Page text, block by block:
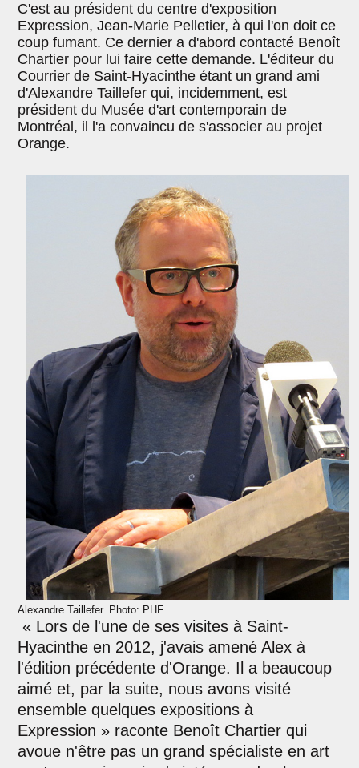
C'est au président du centre d'exposition
Expression, Jean-Marie Pelletier, à qui l'on doit ce
coup fumant. Ce dernier a d'abord contacté Benoît
Chartier pour lui faire cette demande. L'éditeur du
Courrier de Saint-Hyacinthe étant un grand ami
d'Alexandre Taillefer qui, incidemment, est
président du Musée d'art contemporain de
Montréal, il l'a convaincu de s'associer au projet
Orange.
Alexandre Taillefer. Photo: PHF.
« Lors de l'une de ses visites à Saint-
Hyacinthe en 2012, j'avais amené Alex à
l'édition précédente d'Orange. Il a beaucoup
aimé et, par la suite, nous avons visité
ensemble quelques expositions à
Expression » raconte Benoît Chartier qui
avoue n'être pas un grand spécialiste en art